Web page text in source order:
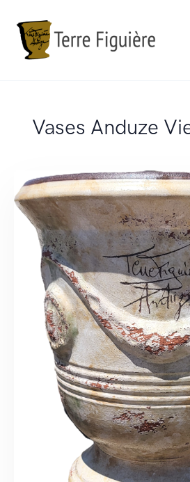
Vases Anduze